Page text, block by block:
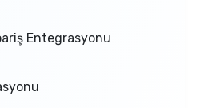
Entegrasyonu